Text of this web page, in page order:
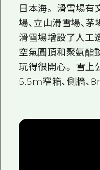
日本海。 滑雪場有
場、立山滑雪場、
滑雪場增設了人工
空氣圓頂和聚氨酯
玩得很開心。 雪上
5.5m窄箱、側牆、